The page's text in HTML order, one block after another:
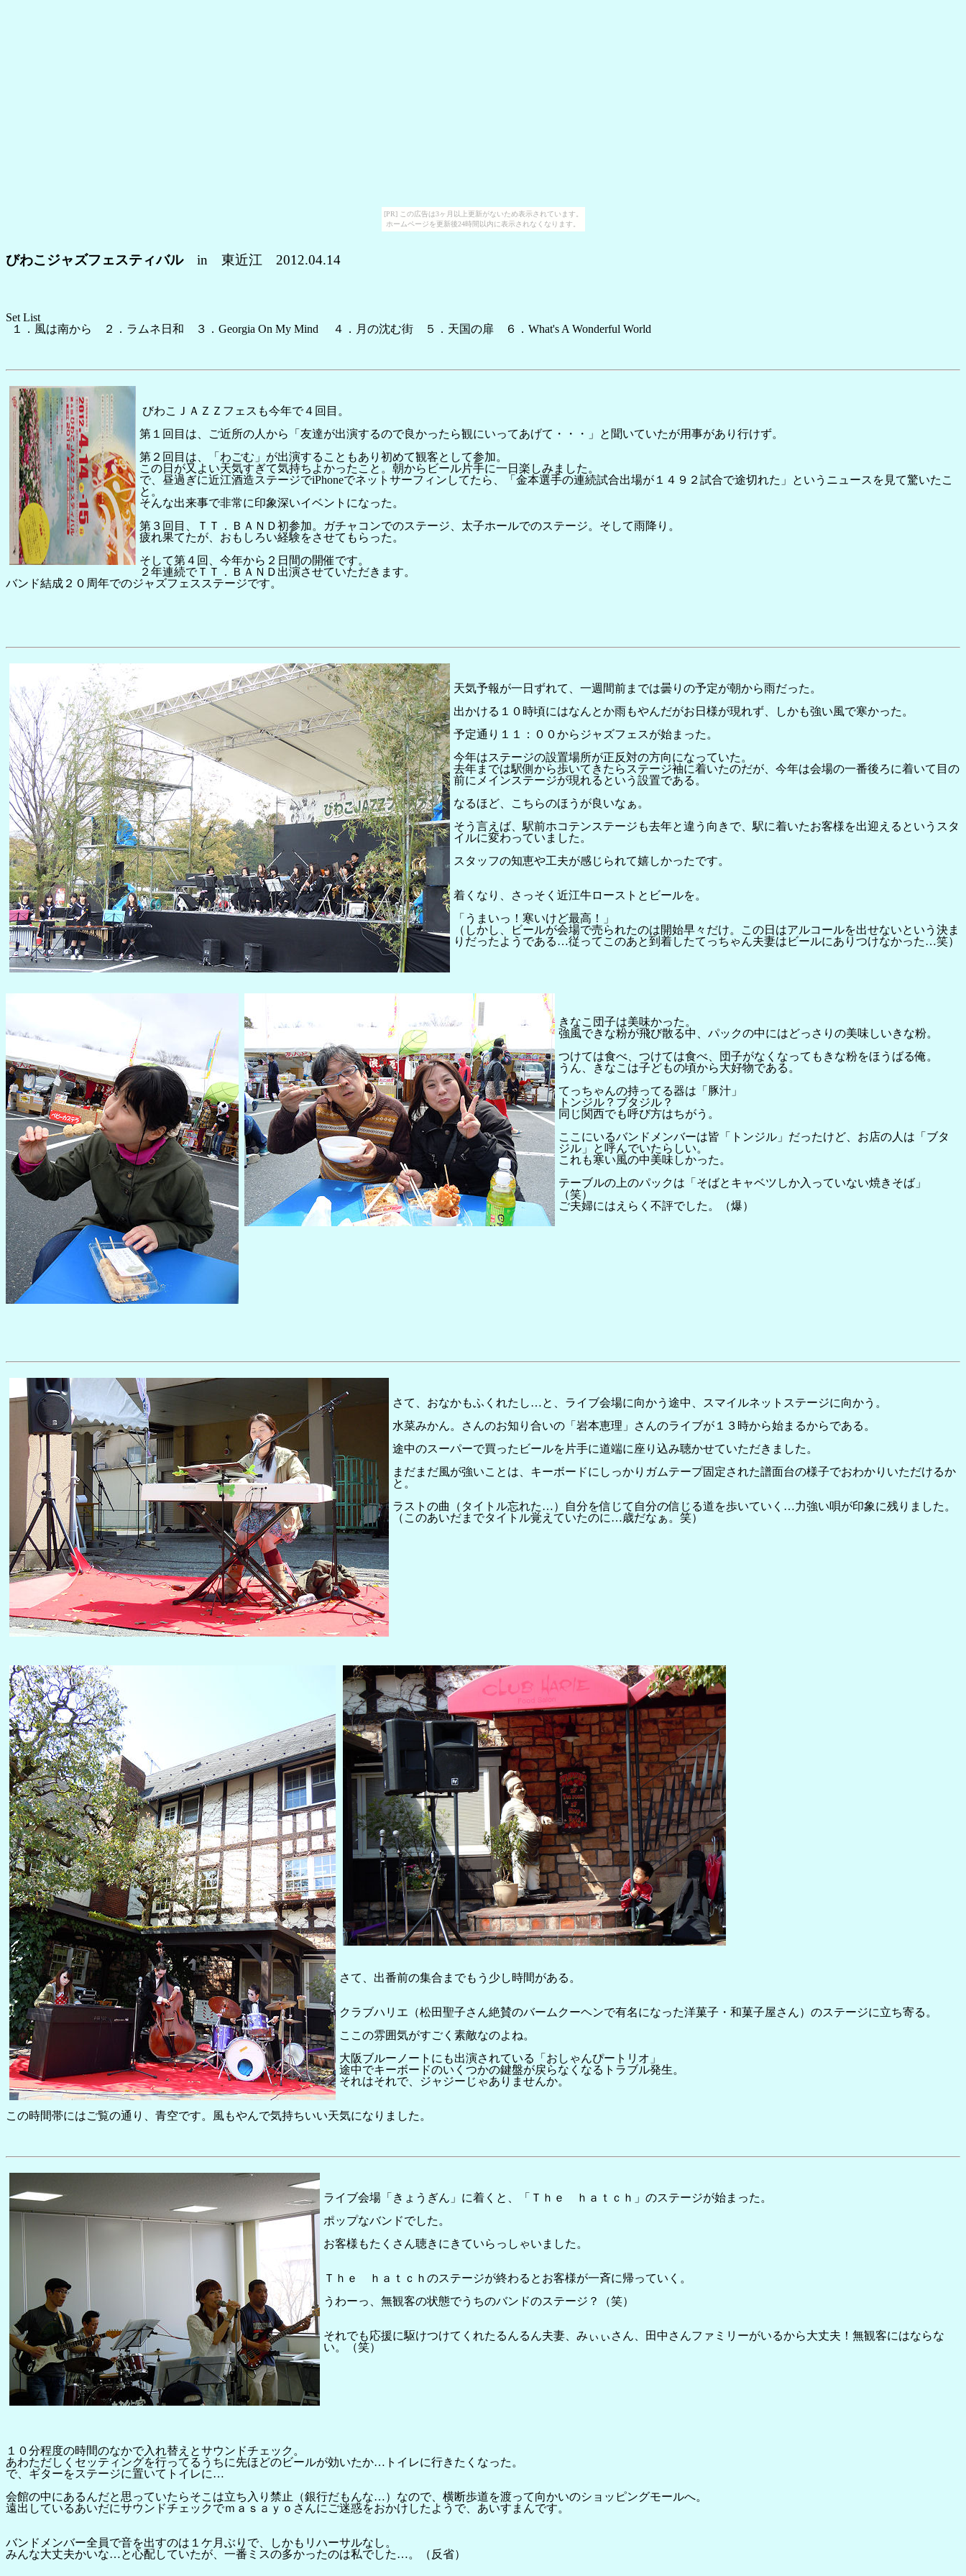
[PR] この広告は3ヶ月以上更新がないため表示されています。
ホームページを更新後24時間以内に表示されなくなります。
びわこジャズフェスティバルin 東近江 2012.04.14
Set List
１．風は南から ２．ラムネ日和 ３．Georgia On My Mind ４．月の沈む街 ５．天国の扉 ６．What's A Wonderful World
びわこＪＡＺＺフェスも今年で４回目。
第１回目は、ご近所の人から「友達が出演するので良かったら観にいってあげて・・・」と聞いていたが用事があり行けず。
第２回目は、「わごむ」が出演することもあり初めて観客として参加。
この日が又よい天気すぎて気持ちよかったこと。朝からビール片手に一日楽しみました。
で、昼過ぎに近江酒造ステージでiPhoneでネットサーフィンしてたら、「金本選手の連続試合出場が１４９２試合で途切れた」というニュースを見て驚いたこ
と。
そんな出来事で非常に印象深いイベントになった。
第３回目、ＴＴ．ＢＡＮＤ初参加。ガチャコンでのステージ、太子ホールでのステージ。そして雨降り。
疲れ果てたが、おもしろい経験をさせてもらった。
そして第４回、今年から２日間の開催です。
２年連続でＴＴ．ＢＡＮＤ出演させていただきます。
バンド結成２０周年でのジャズフェスステージです。
天気予報が一日ずれて、一週間前までは曇りの予定が朝から雨だった。
出かける１０時頃にはなんとか雨もやんだがお日様が現れず、しかも強い風で寒かった。
予定通り１１：００からジャズフェスが始まった。
今年はステージの設置場所が正反対の方向になっていた。
去年までは駅側から歩いてきたらステージ袖に着いたのだが、今年は会場の一番後ろに着いて目の
前にメインステージが現れるという設置である。
なるほど、こちらのほうが良いなぁ。
そう言えば、駅前ホコテンステージも去年と違う向きで、駅に着いたお客様を出迎えるというスタ
イルに変わっていました。
スタッフの知恵や工夫が感じられて嬉しかったです。
着くなり、さっそく近江牛ローストとビールを。
「うまいっ！寒いけど最高！」
（しかし、ビールが会場で売られたのは開始早々だけ。この日はアルコールを出せないという決ま
りだったようである…従ってこのあと到着したてっちゃん夫妻はビールにありつけなかった…笑）
きなこ団子は美味かった。
強風できな粉が飛び散る中、パックの中にはどっさりの美味しいきな粉。
つけては食べ、つけては食べ、団子がなくなってもきな粉をほうばる俺。
うん、きなこは子どもの頃から大好物である。
てっちゃんの持ってる器は「豚汁」
トンジル？ブタジル？
同じ関西でも呼び方はちがう。
ここにいるバンドメンバーは皆「トンジル」だったけど、お店の人は「ブタ
ジル」と呼んでいたらしい。
これも寒い風の中美味しかった。
テーブルの上のパックは「そばとキャベツしか入っていない焼きそば」
（笑）
ご夫婦にはえらく不評でした。（爆）
さて、おなかもふくれたし…と、ライブ会場に向かう途中、スマイルネットステージに向かう。
水菜みかん。さんのお知り合いの「岩本恵理」さんのライブが１３時から始まるからである。
途中のスーパーで買ったビールを片手に道端に座り込み聴かせていただきました。
まだまだ風が強いことは、キーボードにしっかりガムテープ固定された譜面台の様子でおわかりいただけるか
と。
ラストの曲（タイトル忘れた…）自分を信じて自分の信じる道を歩いていく…力強い唄が印象に残りました。
（このあいだまでタイトル覚えていたのに…歳だなぁ。笑）
さて、出番前の集合までもう少し時間がある。
クラブハリエ（松田聖子さん絶賛のバームクーヘンで有名になった洋菓子・和菓子屋さん）のステージに立ち寄る。
ここの雰囲気がすごく素敵なのよね。
大阪ブルーノートにも出演されている「おしゃんぴートリオ」
途中でキーボードのいくつかの鍵盤が戻らなくなるトラブル発生。
それはそれで、ジャジーじゃありませんか。
この時間帯にはご覧の通り、青空です。風もやんで気持ちいい天気になりました。
ライブ会場「きょうぎん」に着くと、「Ｔｈｅ ｈａｔｃｈ」のステージが始まった。
ポップなバンドでした。
お客様もたくさん聴きにきていらっしゃいました。
Ｔｈｅ ｈａｔｃｈのステージが終わるとお客様が一斉に帰っていく。
うわーっ、無観客の状態でうちのバンドのステージ？（笑）
それでも応援に駆けつけてくれたるんるん夫妻、みぃぃさん、田中さんファミリーがいるから大丈夫！無観客にはならな
い。（笑）
１０分程度の時間のなかで入れ替えとサウンドチェック。
あわただしくセッティングを行ってるうちに先ほどのビールが効いたか…トイレに行きたくなった。
で、ギターをステージに置いてトイレに…
会館の中にあるんだと思っていたらそこは立ち入り禁止（銀行だもんな…）なので、横断歩道を渡って向かいのショッピングモールへ。
遠出しているあいだにサウンドチェックでｍａｓａｙｏさんにご迷惑をおかけしたようで、あいすまんです。
バンドメンバー全員で音を出すのは１ケ月ぶりで、しかもリハーサルなし。
みんな大丈夫かいな…と心配していたが、一番ミスの多かったのは私でした…。（反省）